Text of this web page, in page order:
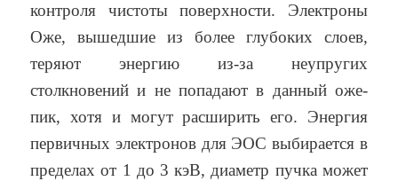
контроля чистоты поверхности. Электроны
Оже, вышедшие из более глубоких слоев,
теряют энергию из-за неупругих
столкновений и не попадают в данный оже-
пик, хотя и могут расширить его. Энергия
первичных электронов для ЭОС выбирается в
пределах от 1 до 3 кэВ, диаметр пучка может